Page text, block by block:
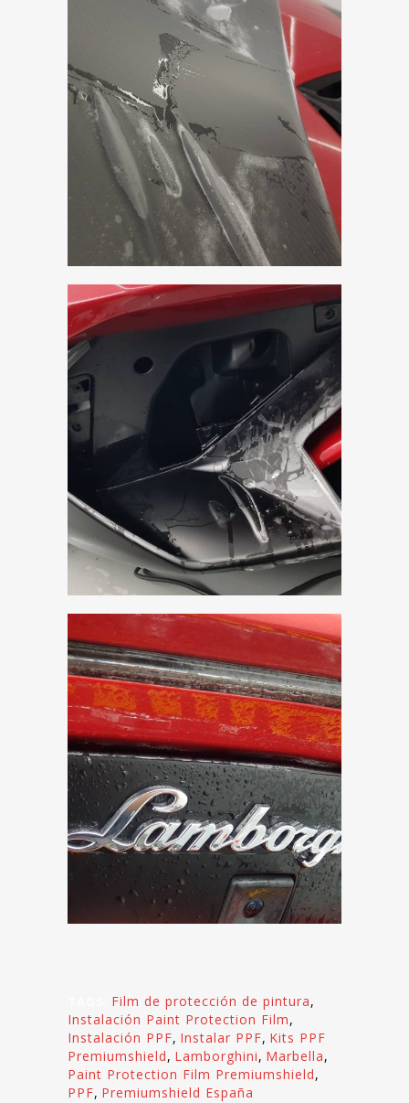
Film de protección de pintura,
Instalación Paint Protection Film,
Instalación PPF, Instalar PPF, Kits PPF
Premiumshield, Lamborghini, Marbella,
Paint Protection Film Premiumshield,
PPF, Premiumshield España